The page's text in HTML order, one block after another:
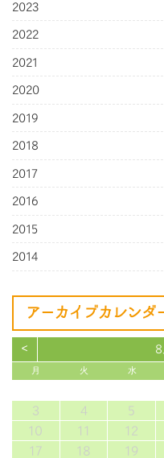
2023
2022
2021
2020
2019
2018
2017
2016
2015
2014
アーカイブカレンダ
<
月 火 水
3
4 5
10
11 12
17
18 19